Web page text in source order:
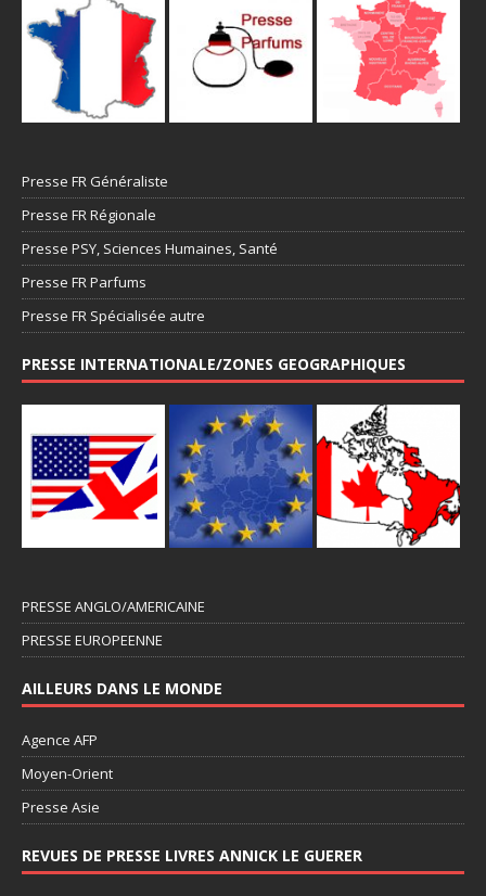
Presse FR Généraliste
Presse FR Régionale
Presse PSY, Sciences Humaines, Santé
Presse FR Parfums
Presse FR Spécialisée autre
PRESSE INTERNATIONALE/ZONES GEOGRAPHIQUES
PRESSE ANGLO/AMERICAINE
PRESSE EUROPEENNE
AILLEURS DANS LE MONDE
Agence AFP
Moyen-Orient
Presse Asie
REVUES DE PRESSE LIVRES ANNICK LE GUERER